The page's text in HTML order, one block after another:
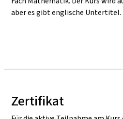
aber es gibt englische Untertitel.
Zertifikat